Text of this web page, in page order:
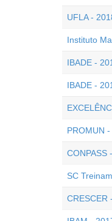
UFLA -
Instituto
IBADE -
IBADE -
PROMUN
CONPASS
SC
CRESCER